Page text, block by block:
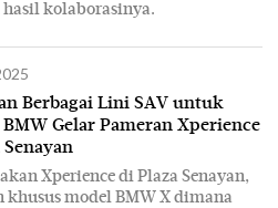
hasil kolaborasinya.
Berbagai Lini SAV untuk
Gelar Pameran Xperience
Xperience di Plaza Senayan,
khusus model BMW X dimana